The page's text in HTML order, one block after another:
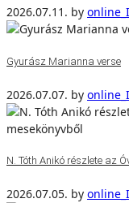
2026.07.11. by
Gyurász Marianna verse
2026.07.07. by
N. Tóth Anikó részlete az
2026.07.05. by